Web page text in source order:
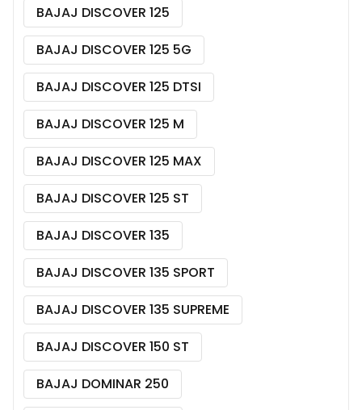
BAJAJ DISCOVER 125
BAJAJ DISCOVER 125 5G
BAJAJ DISCOVER 125 DTSI
BAJAJ DISCOVER 125 M
BAJAJ DISCOVER 125 MAX
BAJAJ DISCOVER 125 ST
BAJAJ DISCOVER 135
BAJAJ DISCOVER 135 SPORT
BAJAJ DISCOVER 135 SUPREME
BAJAJ DISCOVER 150 ST
BAJAJ DOMINAR 250